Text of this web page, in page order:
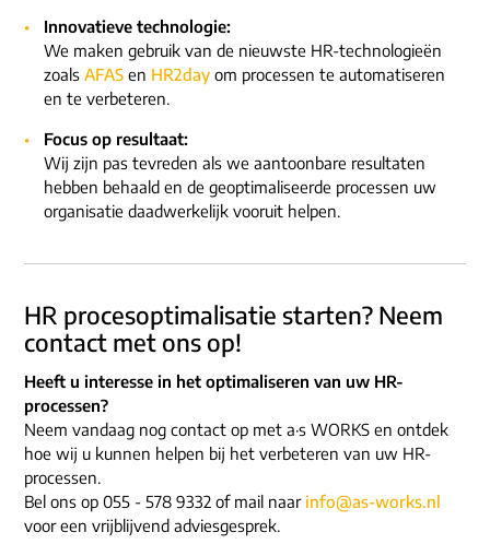
Innovatieve technologie:
We maken gebruik van de nieuwste HR-technologieën
zoals AFAS en HR2day om processen te automatiseren
en te verbeteren.
Focus op resultaat:
Wij zijn pas tevreden als we aantoonbare resultaten
hebben behaald en de geoptimaliseerde processen uw
organisatie daadwerkelijk vooruit helpen.
HR procesoptimalisatie starten? Neem
contact met ons op!
Heeft u interesse in het optimaliseren van uw HR-
processen?
Neem vandaag nog contact op met a·s WORKS en ontdek
hoe wij u kunnen helpen bij het verbeteren van uw HR-
processen.
Bel ons op 055 - 578 9332 of mail naar info@as-works.nl
voor een vrijblijvend adviesgesprek.